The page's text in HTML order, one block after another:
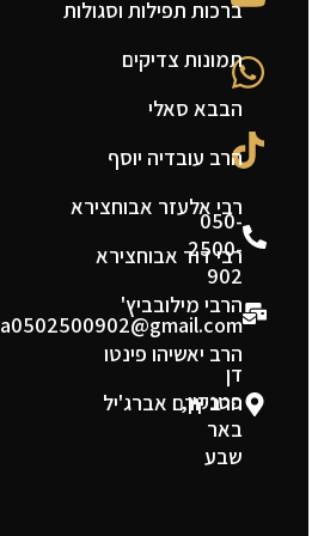
050-
2500-
902
a0502500902@gmail.com
דן
פטנקין,
באר
שבע
ברכות תפילות וסגולות
תמונות צדיקים
הבבא סאלי
הרב עובדיה יוסף
רבי אלעזר אבוחצירא
רבי דוד אבוחצירא
הרבי מילובביץ'
הרב יאשיהו פינטו
הרב יורם אברג'יל